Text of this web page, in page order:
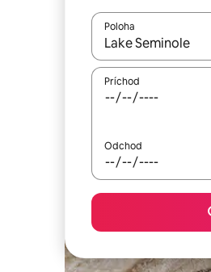
Poloha
Keď budú výsledky
Príchod
Odchod